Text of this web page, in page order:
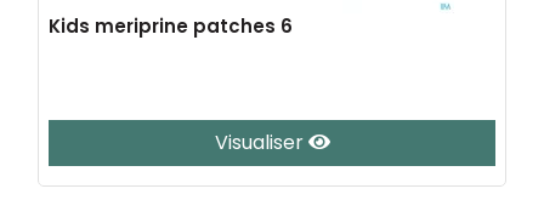
Kids meriprine patches 6
Visualiser